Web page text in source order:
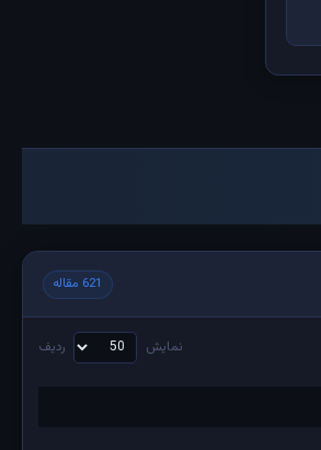
621 مقاله
نمایش ردیف